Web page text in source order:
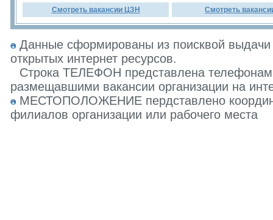
Смотреть вакансии ЦЗН Смотреть
Данные сформированы из поисквой
открытых интернет ресурсов.
Строка ТЕЛЕФОН представлена
размещавшими вакансии организации на
МЕСТОПОЛОЖЕНИЕ пердставлено
филиалов организации или рабочего места